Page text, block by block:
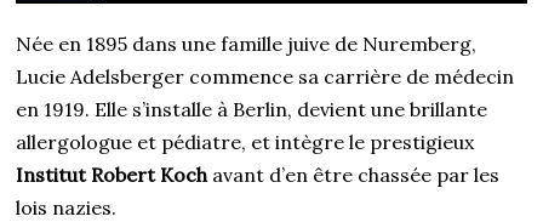
Née en 1895 dans une famille juive de Nuremberg,
Lucie Adelsberger commence sa carrière de médecin
en 1919. Elle s’installe à Berlin, devient une brillante
allergologue et pédiatre, et intègre le prestigieux
Institut Robert Kochavant d’en être chassée par les
lois nazies.